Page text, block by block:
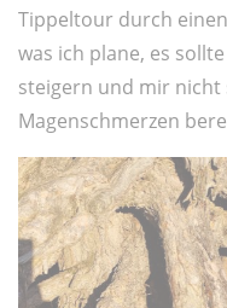
Tippeltour durch
was ich plane, es
steigern und mir nicht
Magenschmerzen